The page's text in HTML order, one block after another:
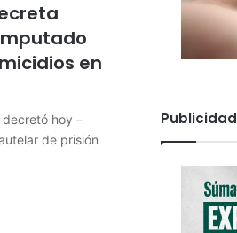
en
hoy –
de prisión
Publicidad